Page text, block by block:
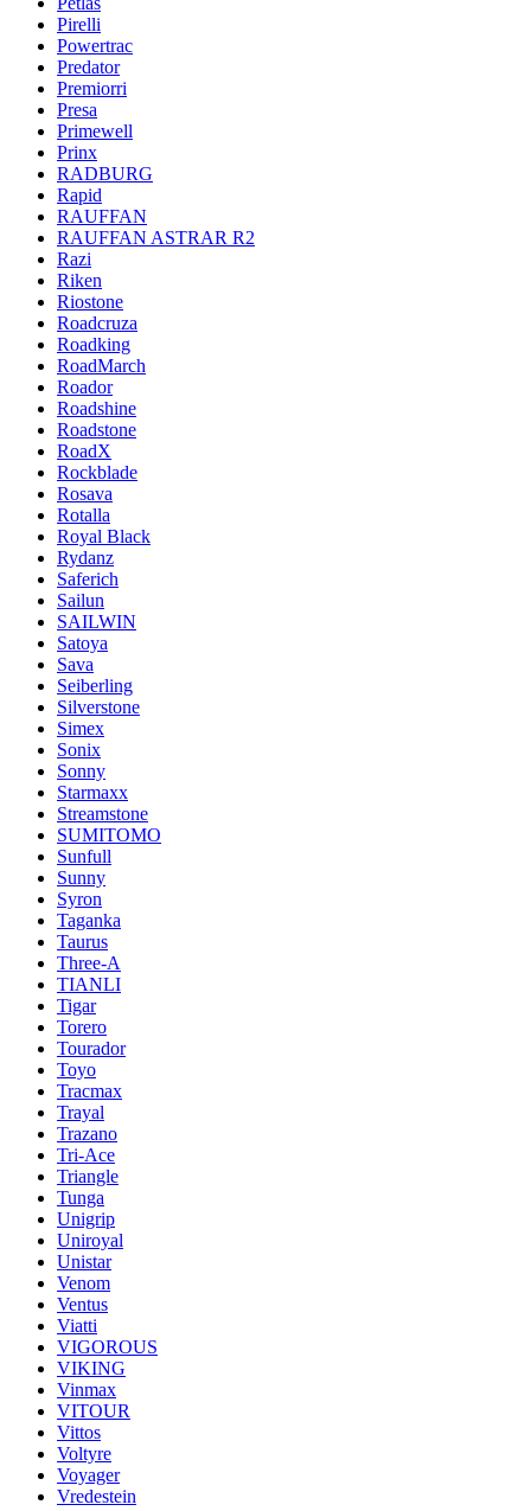
Pirelli
Powertrac
Predator
Premiorri
Presa
Primewell
Prinx
RADBURG
Rapid
RAUFFAN
RAUFFAN ASTRAR R2
Razi
Riken
Riostone
Roadcruza
Roadking
RoadMarch
Roador
Roadshine
Roadstone
RoadX
Rockblade
Rosava
Rotalla
Royal Black
Rydanz
Saferich
Sailun
SAILWIN
Satoya
Sava
Seiberling
Silverstone
Simex
Sonix
Sonny
Starmaxx
Streamstone
SUMITOMO
Sunfull
Sunny
Syron
Taganka
Taurus
Three-A
TIANLI
Tigar
Torero
Tourador
Toyo
Tracmax
Trayal
Trazano
Tri-Ace
Triangle
Tunga
Unigrip
Uniroyal
Unistar
Venom
Ventus
Viatti
VIGOROUS
VIKING
Vinmax
VITOUR
Vittos
Voltyre
Voyager
Vredestein